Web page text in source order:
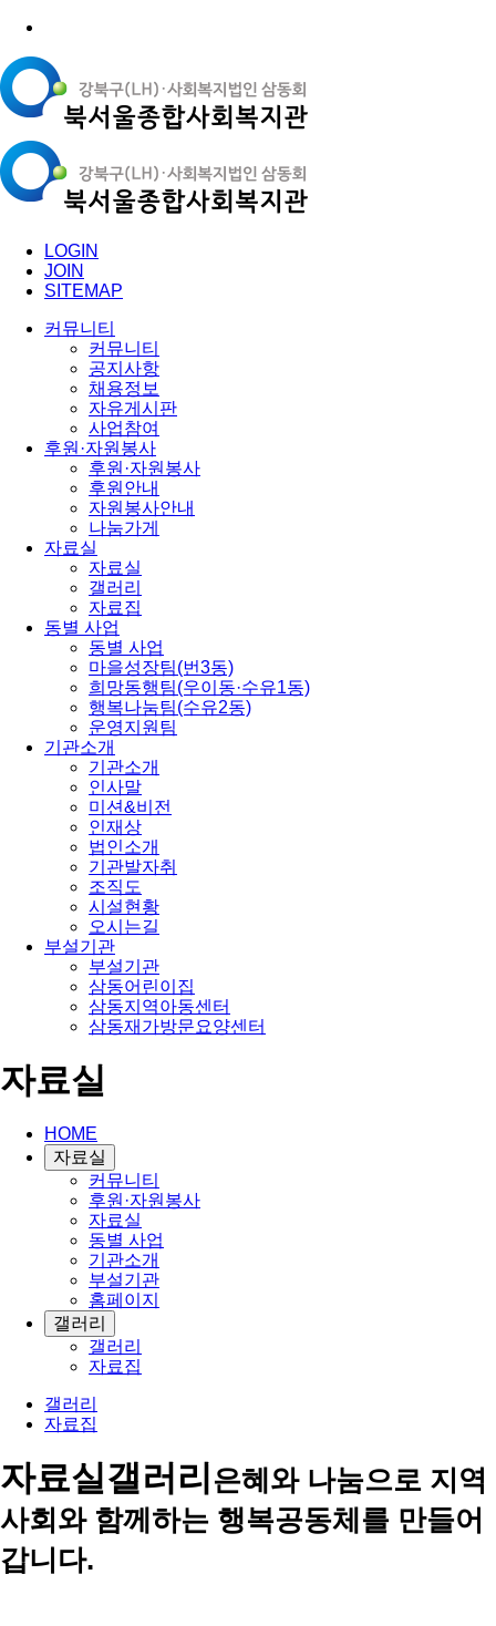
LOGIN
JOIN
SITEMAP
커뮤니티
커뮤니티
공지사항
채용정보
자유게시판
사업참여
후원·자원봉사
후원·자원봉사
후원안내
자원봉사안내
나눔가게
자료실
자료실
갤러리
자료집
동별 사업
동별 사업
마을성장팀(번3동)
희망동행팀(우이동·수유1동)
행복나눔팀(수유2동)
운영지원팀
기관소개
기관소개
인사말
미션&비전
인재상
법인소개
기관발자취
조직도
시설현황
오시는길
부설기관
부설기관
삼동어린이집
삼동지역아동센터
삼동재가방문요양센터
자료실
HOME
자료실
커뮤니티
후원·자원봉사
자료실
동별 사업
기관소개
부설기관
홈페이지
갤러리
갤러리
자료집
갤러리
자료집
자료실갤러리은혜와 나눔으로 지역
사회와 함께하는 행복공동체를 만들어
갑니다.